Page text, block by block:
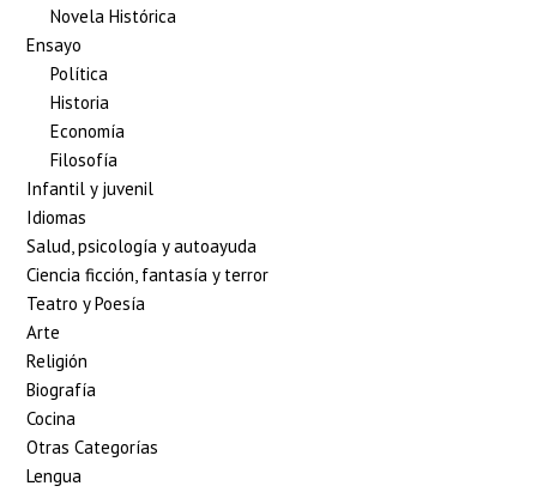
Novela Histórica
Ensayo
Política
Historia
Economía
Filosofía
Infantil y juvenil
Idiomas
Salud, psicología y autoayuda
Ciencia ficción, fantasía y terror
Teatro y Poesía
Arte
Religión
Biografía
Cocina
Otras Categorías
Lengua